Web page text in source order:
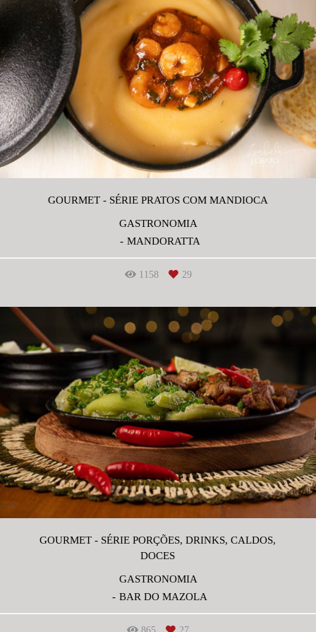
GOURMET - SÉRIE PRATOS COM MANDIOCA
GASTRONOMIA
MANDORATTA
1158 29
GOURMET - SÉRIE PORÇÕES, DRINKS, CALDOS,
DOCES
GASTRONOMIA
BAR DO MAZOLA